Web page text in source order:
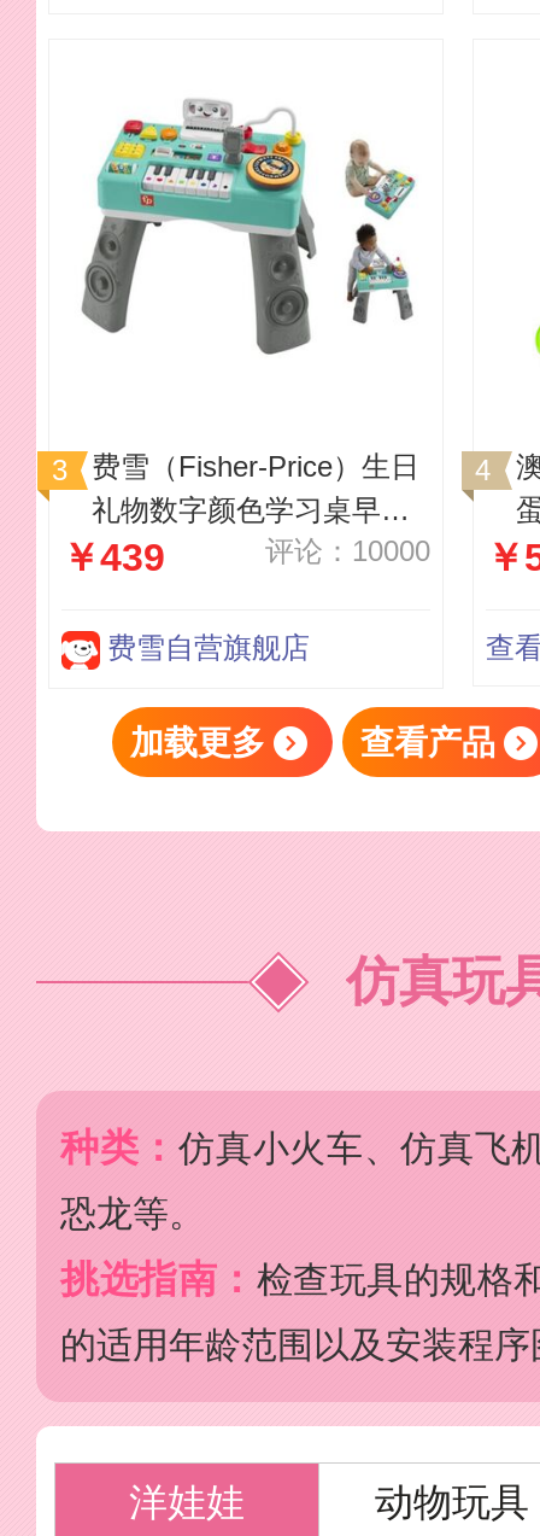
费雪（Fisher-Price）生日
礼物数字颜色学习桌早教
玩具-费雪智玩时尚音乐学
￥439 评论：10000
费雪自营旗舰店
￥
查
加载更多 查看产品
仿真玩
种类：仿真小火车、仿真飞
恐龙等。
挑选指南： 检查玩具的规格
的适用年龄范围以及安装程序
洋娃娃 动物玩具